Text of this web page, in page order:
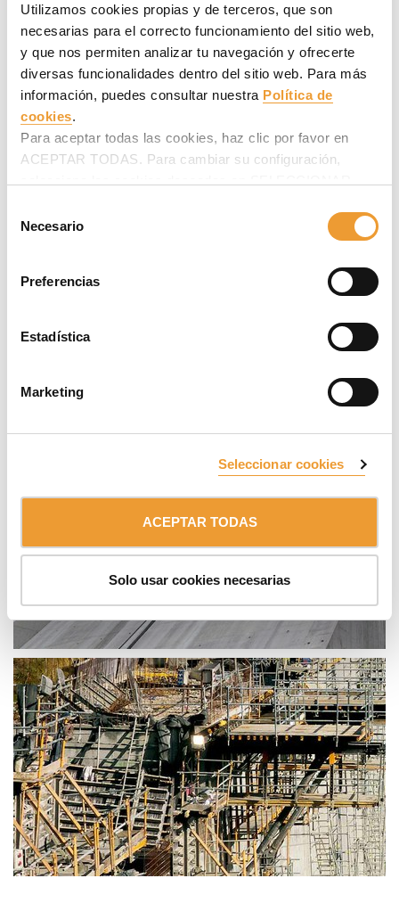
Utilizamos cookies propias y de terceros, que son
necesarias para el correcto funcionamiento del sitio web,
y que nos permiten analizar tu navegación y ofrecerte
diversas funcionalidades dentro del sitio web. Para más
información, puedes consultar nuestra Política de
cookies.
Para aceptar todas las cookies, haz clic por favor en
ACEPTAR TODAS. Para cambiar su configuración,
después.
Necesario
Preferencias
Estadística
Marketing
Seleccionar cookies
ACEPTAR TODAS
Solo usar cookies necesarias